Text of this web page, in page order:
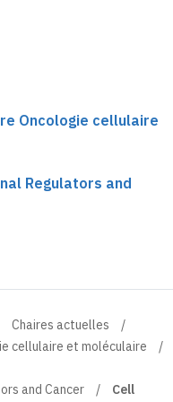
Oncologie cellulaire
Regulators and
Chaires actuelles
cellulaire et moléculaire
and Cancer
Cell